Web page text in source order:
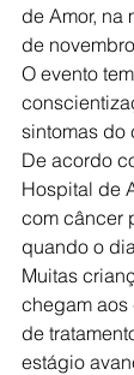
de Amor, na
de
O evento
sintomas do
De acordo
Hospital de
com câncer
quando o
Muitas
chegam
de
estágio